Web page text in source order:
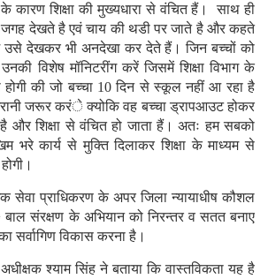
के कारण शिक्षा की मुख्यधारा से वंचित हैं। साथ ही
देखते है एवं चाय की थडी पर जाते है और कहते
उसे देखकर भी अनदेखा कर देते हैं। जिन बच्चों को
विशेष मॉनिटरींग करें जिसमें शिक्षा विभाग के
होगी की जो बच्चा 10 दिन से स्कूल नहीं आ रहा है
जरूर करंे क्योकि वह बच्चा ड्रापआउट होकर
और शिक्षा से वंचित हो जाता हैं। अतः हम सबको
भरे कार्य से मुक्ति दिलाकर शिक्षा के माध्यम से
सेवा प्राधिकरण के अपर जिला न्यायाधीष कौशल
संरक्षण के अभियान को निरन्तर व सतत बनाए
सर्वागिण विकास करना है।
श्याम सिंह ने बताया कि वास्तविकता यह है